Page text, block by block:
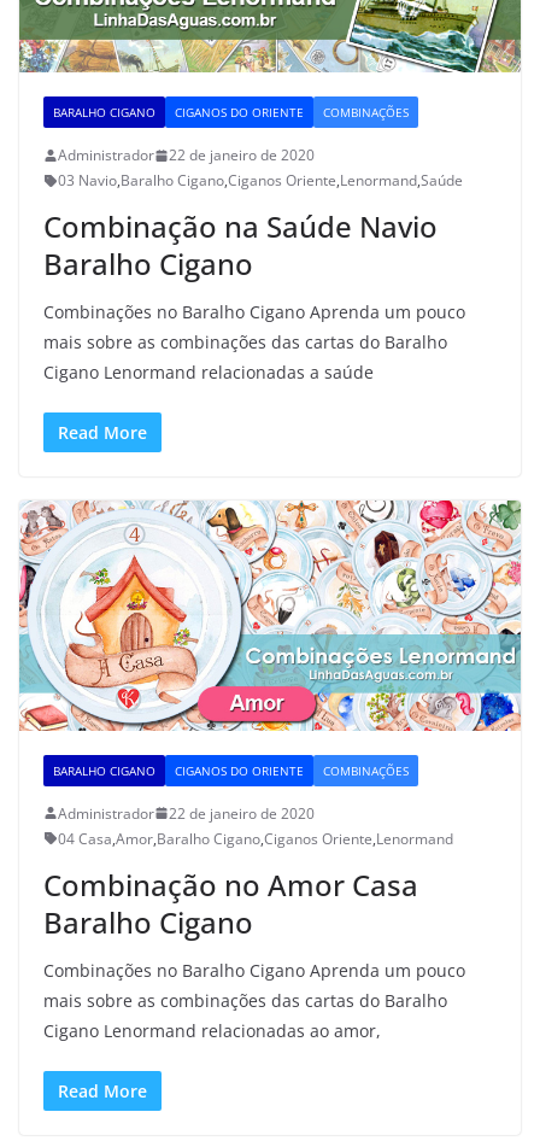
BARALHO CIGANO CIGANOS DO ORIENTE COMBINAÇÕES
Administrador
22 de janeiro de 2020
03 Navio,Baralho Cigano,Ciganos Oriente,Lenormand,Saúde
Combinação na Saúde Navio
Baralho Cigano
Combinações no Baralho Cigano Aprenda um pouco
mais sobre as combinações das cartas do Baralho
Cigano Lenormand relacionadas a saúde
Read More
BARALHO CIGANO CIGANOS DO ORIENTE COMBINAÇÕES
Administrador
22 de janeiro de 2020
04 Casa,Amor,Baralho Cigano,Ciganos Oriente,Lenormand
Combinação no Amor Casa
Baralho Cigano
Combinações no Baralho Cigano Aprenda um pouco
mais sobre as combinações das cartas do Baralho
Cigano Lenormand relacionadas ao amor,
Read More